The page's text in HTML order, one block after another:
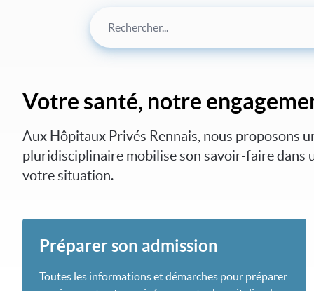
Votre santé, notre
Aux Hôpitaux Privés Rennais, nous proposons
pluridisciplinaire mobilise son savoir-faire dans
votre situation.
Préparer son admission
Toutes les informations et démarches pour préparer